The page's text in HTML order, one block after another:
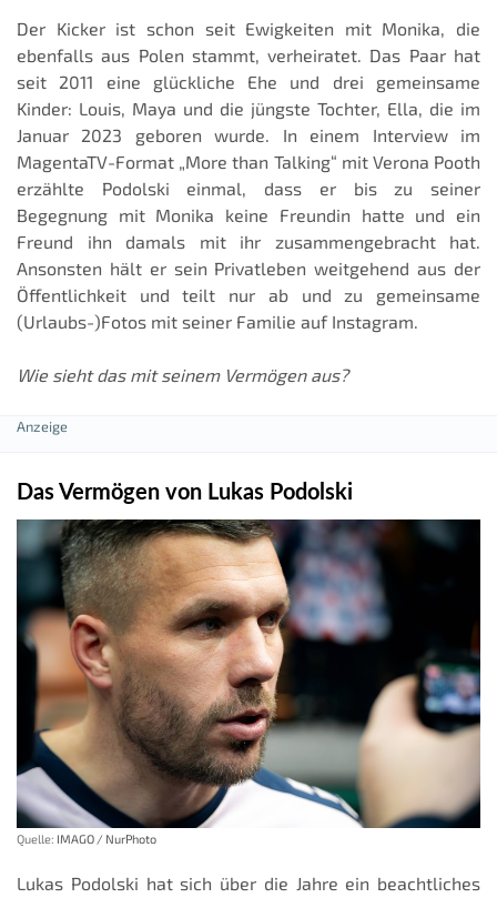
Der Kicker ist schon seit Ewigkeiten mit Monika, die
ebenfalls aus Polen stammt, verheiratet. Das Paar hat
seit 2011 eine glückliche Ehe und drei gemeinsame
Kinder: Louis, Maya und die jüngste Tochter, Ella, die im
Januar 2023 geboren wurde. In einem Interview im
MagentaTV-Format „More than Talking“ mit Verona Pooth
erzählte Podolski einmal, dass er bis zu seiner
Begegnung mit Monika keine Freundin hatte und ein
Freund ihn damals mit ihr zusammengebracht hat.
Ansonsten hält er sein Privatleben weitgehend aus der
Öffentlichkeit und teilt nur ab und zu gemeinsame
(Urlaubs-)Fotos mit seiner Familie auf Instagram.
Wie sieht das mit seinem Vermögen aus?
Das Vermögen von Lukas Podolski
Quelle: IMAGO / NurPhoto
Lukas Podolski hat sich über die Jahre ein beachtliches